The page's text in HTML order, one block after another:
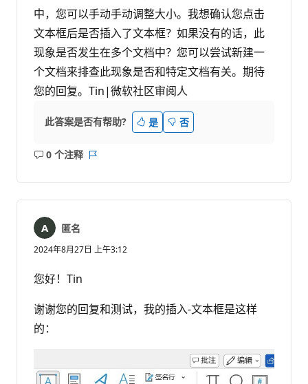
中，您可以手动手动调整大小。我想确认您点击
文本框后是否插入了文本框？如果没有的话，此
现象是否发生在多个文档中？您可以尝试新建一
个文档来排查此现象是否和特定文档有关。期待
您的回复。Tin|微软社区审阅人
此答案是否有帮助? 是 否
0 个注释
无
匿名
2024年8月27日 上午3:12
您好！Tin
谢谢您的回复和测试，我的插入-文本框是这样
的：